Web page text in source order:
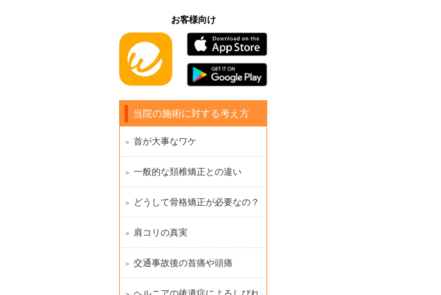
お客様向け
当院の施術に対する考え方
首が大事なワケ
一般的な頚椎矯正との違い
どうして骨格矯正が必要なの？
肩コリの真実
交通事故後の首痛や頭痛